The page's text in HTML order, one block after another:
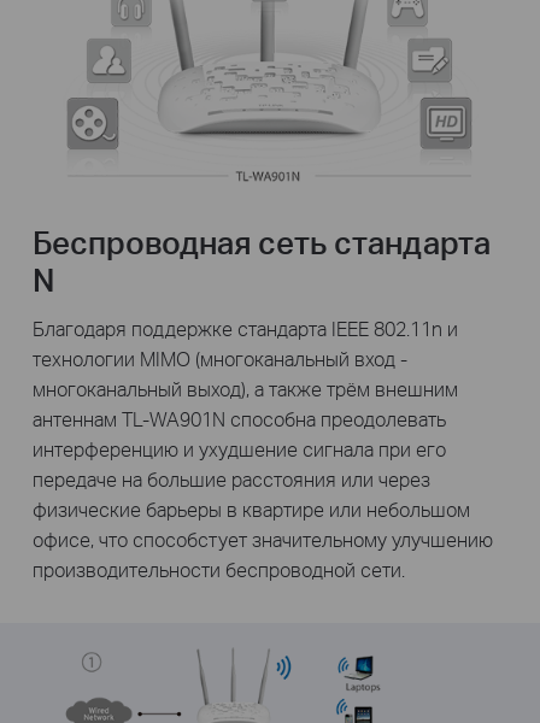
Беспроводная сеть стандарта
N
Благодаря поддержке стандарта IEEE 802.11n и
технологии MIMO (многоканальный вход -
многоканальный выход), а также трём внешним
антеннам TL-WA901N способна преодолевать
интерференцию и ухудшение сигнала при его
передаче на большие расстояния или через
физические барьеры в квартире или небольшом
офисе, что способстует значительному улучшению
производительности беспроводной сети.